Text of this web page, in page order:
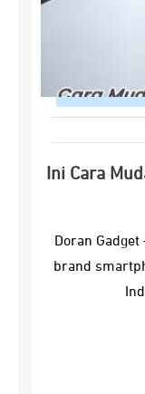
Ini Cara
Doran
brand